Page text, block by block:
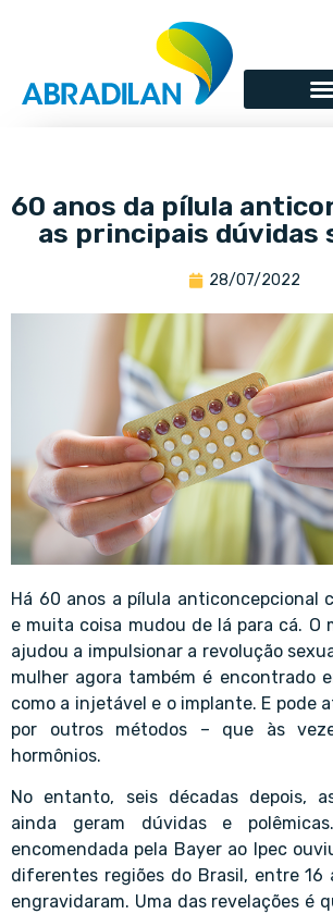
60 anos da pílula
as principais dúvidas
28/07/2022
Há 60 anos a pílula anticoncepcional
e muita coisa mudou de lá para cá. O
ajudou a impulsionar a revolução
mulher agora também é encontrado
como a injetável e o implante. E pode
por outros métodos – que às
hormônios.
No entanto, seis décadas depois,
ainda geram dúvidas e
encomendada pela Bayer ao Ipec
diferentes regiões do Brasil, entre 16
engravidaram. Uma das revelações é